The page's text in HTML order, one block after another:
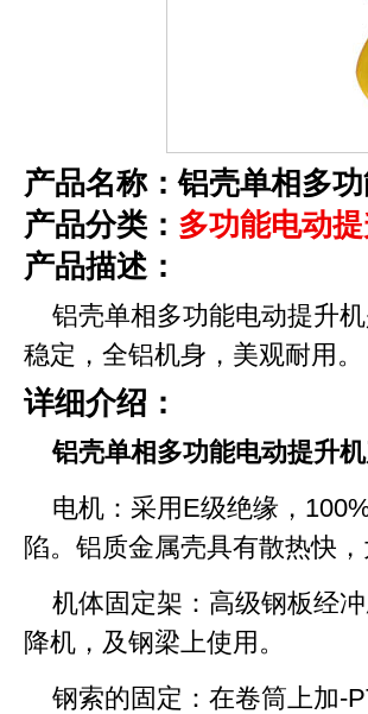
产品名称：铝壳单相多
产品分类： 多功能电动
产品描述：
铝壳单相多功能电动提升
稳定，全铝机身，美观耐用。
详细介绍：
铝壳单相多功能电动提升机
电机：采用E级绝缘，
陷。铝质金属壳具有散热快
机体固定架：高级钢板经
降机，及钢梁上使用。
钢索的固定：在卷筒上加-